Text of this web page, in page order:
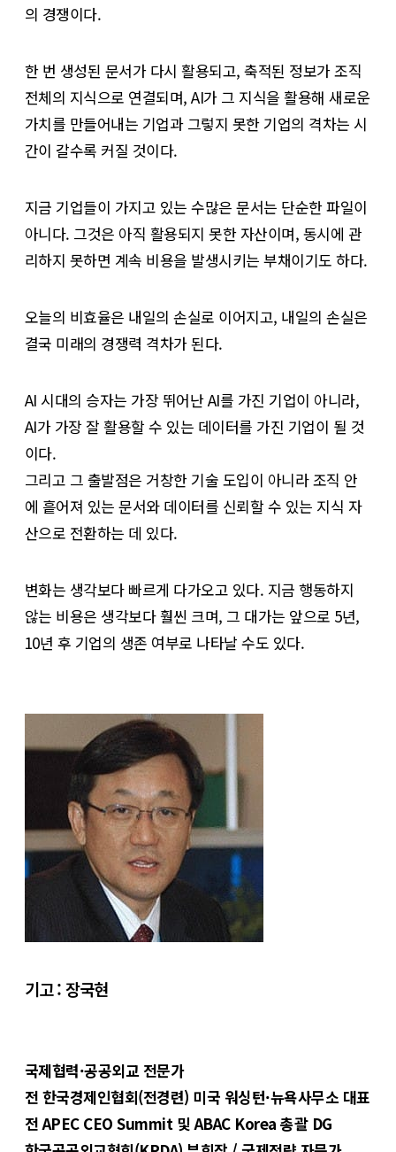
의 경쟁이다.
한 번 생성된 문서가 다시 활용되고, 축적된 정보가 조직
전체의 지식으로 연결되며, AI가 그 지식을 활용해 새로운
가치를 만들어내는 기업과 그렇지 못한 기업의 격차는 시
간이 갈수록 커질 것이다.
지금 기업들이 가지고 있는 수많은 문서는 단순한 파일이
아니다. 그것은 아직 활용되지 못한 자산이며, 동시에 관
리하지 못하면 계속 비용을 발생시키는 부채이기도 하다.
오늘의 비효율은 내일의 손실로 이어지고, 내일의 손실은
결국 미래의 경쟁력 격차가 된다.
AI 시대의 승자는 가장 뛰어난 AI를 가진 기업이 아니라,
AI가 가장 잘 활용할 수 있는 데이터를 가진 기업이 될 것
이다.
그리고 그 출발점은 거창한 기술 도입이 아니라 조직 안
에 흩어져 있는 문서와 데이터를 신뢰할 수 있는 지식 자
산으로 전환하는 데 있다.
변화는 생각보다 빠르게 다가오고 있다. 지금 행동하지
않는 비용은 생각보다 훨씬 크며, 그 대가는 앞으로 5년,
10년 후 기업의 생존 여부로 나타날 수도 있다.
기고 : 장국현
국제협력·공공외교 전문가
전 한국경제인협회(전경련) 미국 워싱턴·뉴욕사무소 대표
전 APEC CEO Summit 및 ABAC Korea 총괄 DG